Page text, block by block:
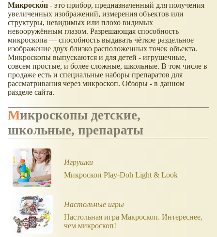
Микроско́п - это прибор, предназначенный для получения
увеличенных изображений, измерения объектов или
структуры, невидимых или плохо видимых
невооружённым глазом. Разрешающая способность
микроскопа — способность выдавать чёткое раздельное
изображение двух близко расположенных точек объекта.
Микроскопы выпускаются и для детей - игрушечные,
совсем простые, и более сложные, школьные. В том числе в
продаже есть и специальные наборы препаратов для
рассматривания через микроскоп. Обзоры - в данном
разделе сайта.
Микроскопы детские,
школьные, препараты
Игрушки
Микроскоп Play-Doh Light & Look
Настольные игры
Настольная игра Макроскоп. Интереснее,
чем микроскоп!